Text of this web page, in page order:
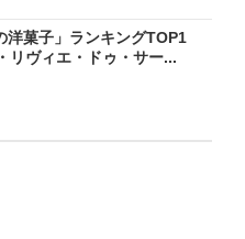
洋菓子」ランキングTOP1
ヴィエ・ドゥ・サー...